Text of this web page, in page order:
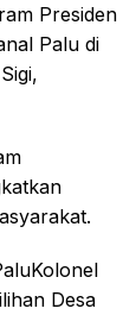
Presiden
Palu di
Desa